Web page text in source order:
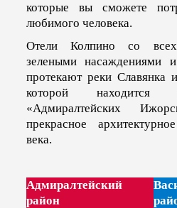
которые вы сможете
любимого человека.
Отели Колпино со
зелеными насаждениями
протекают реки Славянка
которой находится
«Адмиралтейских
прекрасное
века.
Адмиралтейский
район